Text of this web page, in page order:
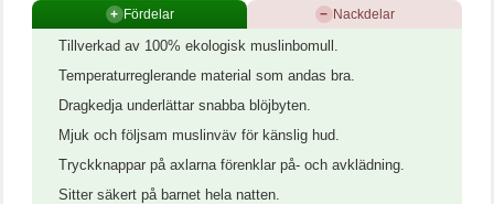
+ Fördelar − Nackdelar
Tillverkad av 100% ekologisk muslinbomull.
Temperaturreglerande material som andas bra.
Dragkedja underlättar snabba blöjbyten.
Mjuk och följsam muslinväv för känslig hud.
Tryckknappar på axlarna förenklar på- och avklädning.
Sitter säkert på barnet hela natten.